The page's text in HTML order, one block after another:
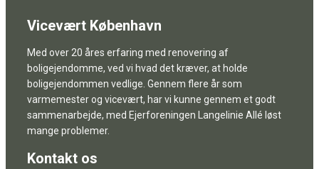
Vicevært København
Med over 20 åres erfaring med renovering af
boligejendomme, ved vi hvad det kræver, at holde
boligejendommen vedlige. Gennem flere år som
varmemester og vicevært, har vi kunne gennem et godt
sammenarbejde, med Ejerforeningen Langelinie Allé løst
mange problemer.
Kontakt os